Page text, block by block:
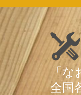
Skip
to
content